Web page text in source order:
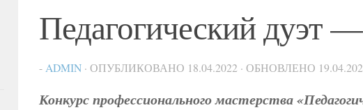
Педагогический дуэт
- ADMIN · ОПУБЛИКОВАНО 18.04.2022 · ОБНОВЛЕНО
Конкурс профессионального мастерства